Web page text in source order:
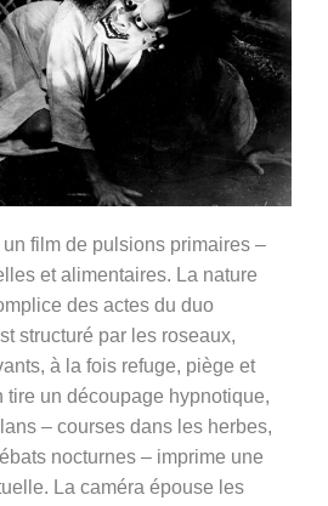
un film de pulsions primaires –
et alimentaires. La nature
des actes du duo
structuré par les roseaux,
à la fois refuge, piège et
tire un découpage hypnotique,
– courses dans les herbes,
nocturnes – imprime une
La caméra épouse les